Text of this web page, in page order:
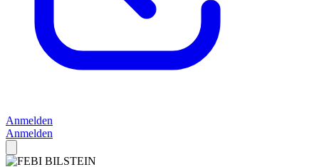
Anmelden
Anmelden